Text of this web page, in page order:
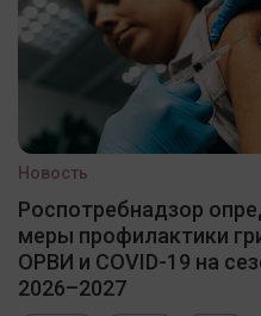
Новость
Роспотребнадзор
меры профилактики
ОРВИ и COVID-19 на
2026–2027